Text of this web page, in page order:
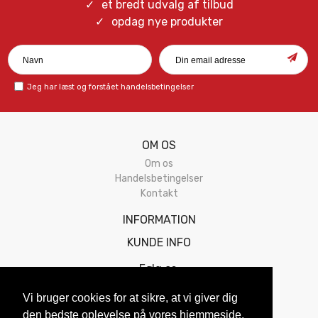
Vi bruger cookies for at sikre, at vi giver dig
den bedste oplevelse på vores hjemmeside.
et bredt udvalg af tilbud
opdag nye produkter
Jeg har læst og forstået handelsbetingelser
OM OS
Om os
Handelsbetingelser
Kontakt
INFORMATION
KUNDE INFO
Følg os: